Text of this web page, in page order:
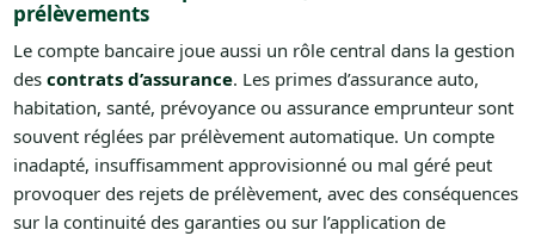
prélèvements
Le compte bancaire joue aussi un rôle central dans la gestion
des contrats d’assurance. Les primes d’assurance auto,
habitation, santé, prévoyance ou assurance emprunteur sont
souvent réglées par prélèvement automatique. Un compte
inadapté, insuffisamment approvisionné ou mal géré peut
provoquer des rejets de prélèvement, avec des conséquences
sur la continuité des garanties ou sur l’application de